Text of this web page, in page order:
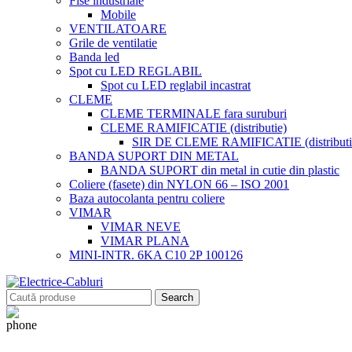
Mobile
VENTILATOARE
Grile de ventilatie
Banda led
Spot cu LED REGLABIL
Spot cu LED reglabil incastrat
CLEME
CLEME TERMINALE fara suruburi
CLEME RAMIFICATIE (distributie)
SIR DE CLEME RAMIFICATIE
BANDA SUPORT DIN METAL
BANDA SUPORT din metal in cutie din plastic
Coliere (fasete) din NYLON 66 – ISO 2001
Baza autocolanta pentru coliere
VIMAR
VIMAR NEVE
VIMAR PLANA
MINI-INTR. 6KA C10 2P 100126
Search